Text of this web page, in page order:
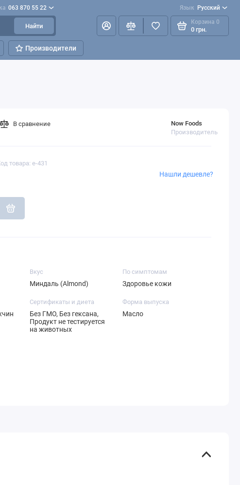
063 870 55 22 Язык Русский
Найти
Корзина 0
0 грн.
Производители
товара: e-431
Now Foods
Производитель
Нашли дешевле?
В сравнение
Вкус
Миндаль (Almond)
По симптомам
Здоровье кожи
Сертификаты и диета
Без ГМО, Без гексана,
Продукт не тестируется
на животных
Форма выпуска
Масло